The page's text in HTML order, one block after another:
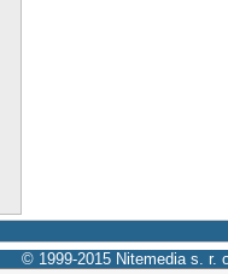
© 1999-2015 Nitemedia s. r.